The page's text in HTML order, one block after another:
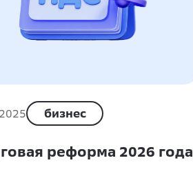
бизнес
реформа 2026 года